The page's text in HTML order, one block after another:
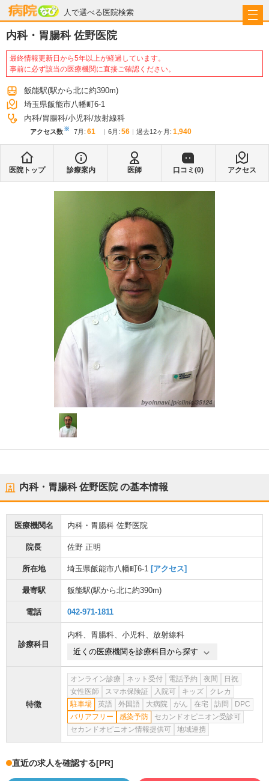
人で選べる医院検索
病院なび
内科・胃腸科 佐野医院
最終情報更新日から5年以上が経過しています。
事前に必ず該当の医療機関に直接ご確認ください。
飯能駅(駅から北に約390m)
埼玉県飯能市八幡町6-1
内科 胃腸科 小児科 放射線科
アクセス数※ 7月 : 61 6月 : 56 過去12ヶ月: 1,940
医院トップ 診療案内 医師 口コミ(0) アクセス
内科・胃腸科 佐野医院の基本情報
医療機関名 内科・胃腸科 佐野医院
院長 佐野 正明
所在地 埼玉県飯能市八幡町6-1 [アクセス]
最寄駅 飯能駅(駅から北に約390m)
電話 042-971-1811
診療科目
内科、 胃腸科、 小児科、 放射線科
近くの医療機関を診療科目から探す
特徴
オンライン診療 ネット受付 電話予約 夜間
日祝
女性医師
スマホ保険証 入院可 キッズ
クレカ
駐車場
英語 外国語 大病院 がん 在宅 訪問
DPC
バリアフリー
感染予防
セカンドオピニオン受診可
セカンドオピニオン情報提供可
地域連携
直近の求人を確認する[PR]